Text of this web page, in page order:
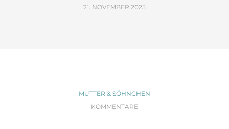
21. NOVEMBER 2025
MUTTER & SÖHNCHEN
KOMMENTARE